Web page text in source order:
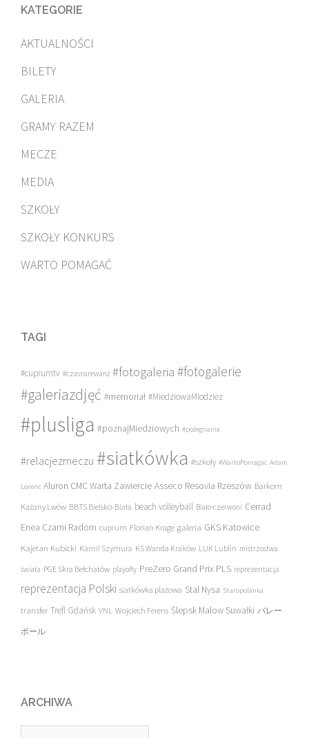
KATEGORIE
AKTUALNOŚCI
BILETY
GALERIA
GRAMY RAZEM
MECZE
MEDIA
SZKOŁY
SZKOŁY KONKURS
WARTO POMAGAĆ
TAGI
#cuprumtv #czasnarewanż #fotogaleria #fotogalerie
#galeriazdjęć #memoriał #MiedziowaMlodziez
#plusliga #poznajMiedziowych #pożegnania
#relacjezmeczu #siatkówka #szkoły #WartoPomagac Adam
Lorenc Aluron CMC Warta Zawiercie Asseco Resovia Rzeszów Barkom
Każany Lwów BBTS Bielsko-Biała beach volleyball Biało-czerwoni Cerrad
Enea Czarni Radom cuprum Florian Krage galeria GKS Katowice
Kajetan Kubicki Kamil Szymura KS Wanda Kraków LUK Lublin mistrzostwa
świata PGE Skra Bełchatów playoffy PreZero Grand Prix PLS reprezentacja
reprezentacja Polski siatkówka plażowa Stal Nysa Staropolanka
transfer Trefl Gdańsk VNL Wojciech Ferens Ślepsk Malow Suwałki バレー
ボール
ARCHIWA